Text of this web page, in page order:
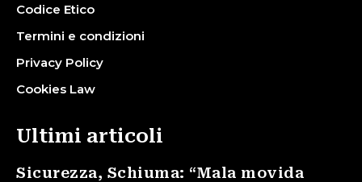
Codice Etico
Termini e condizioni
Privacy Policy
Cookies Law
Ultimi articoli
Sicurezza, Schiuma: “Mala movida